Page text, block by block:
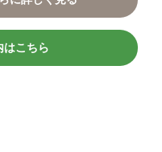
はこちら